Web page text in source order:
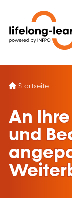
Startseite
An
und